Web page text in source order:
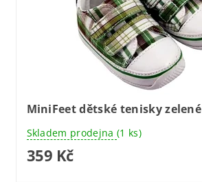
MiniFeet dětské tenisky zelené
Skladem prodejna (1 ks)
359 Kč